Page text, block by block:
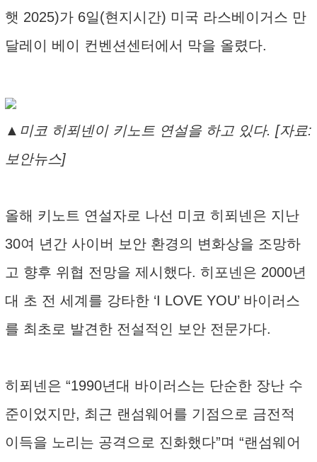
햇 2025)가 6일(현지시간) 미국 라스베이거스 만
달레이 베이 컨벤션센터에서 막을 올렸다.
▲미코 히푀넨이 키노트 연설을 하고 있다. [자료:
보안뉴스]
올해 키노트 연설자로 나선 미코 히푀넨은 지난
30여 년간 사이버 보안 환경의 변화상을 조망하
고 향후 위협 전망을 제시했다. 히포넨은 2000년
대 초 전 세계를 강타한 ‘I LOVE YOU’ 바이러스
를 최초로 발견한 전설적인 보안 전문가다.
히푀넨은 “1990년대 바이러스는 단순한 장난 수
준이었지만, 최근 랜섬웨어를 기점으로 금전적
이득을 노리는 공격으로 진화했다”며 “랜섬웨어